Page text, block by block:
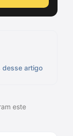
desse artigo
este